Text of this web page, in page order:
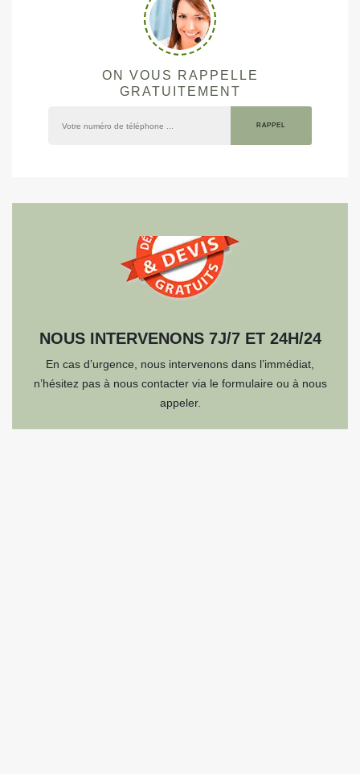
ON VOUS RAPPELLE
GRATUITEMENT
NOUS INTERVENONS 7J/7 ET 24H/24
En cas d’urgence, nous intervenons dans l’immédiat,
n’hésitez pas à nous contacter via le formulaire ou à nous
appeler.